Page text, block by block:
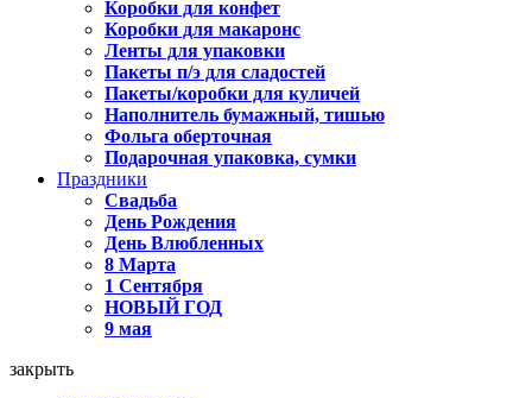
Коробки для конфет
Коробки для макаронс
Ленты для упаковки
Пакеты п/э для сладостей
Пакеты/коробки для куличей
Наполнитель бумажный, тишью
Фольга оберточная
Подарочная упаковка, сумки
Праздники
Свадьба
День Рождения
День Влюбленных
8 Марта
1 Сентября
НОВЫЙ ГОД
9 мая
закрыть